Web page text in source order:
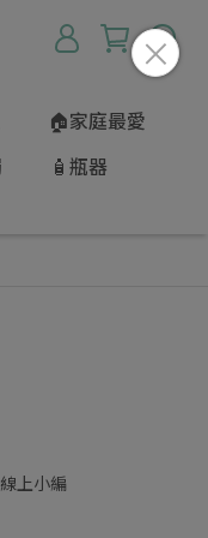
🏠家庭最愛
🧴瓶器
上小編